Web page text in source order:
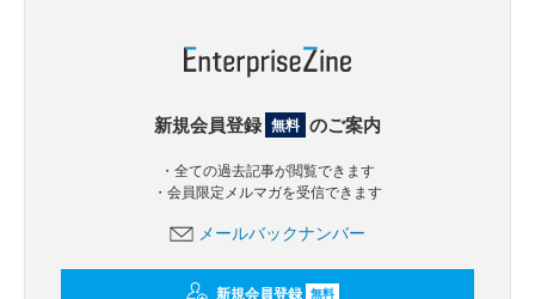
新規会員登録 無料 のご案内
・全ての過去記事が閲覧できます
・会員限定メルマガを受信できます
メールバックナンバー
新規会員登録 無料